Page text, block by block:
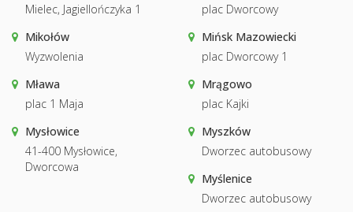
Mielec, Jagiellończyka 1
plac Dworcowy
Mikołów
Wyzwolenia
Mińsk Mazowiecki
plac Dworcowy 1
Mława
plac 1 Maja
Mrągowo
plac Kajki
Mysłowice
41-400 Mysłowice,
Dworcowa
Myszków
Dworzec autobusowy
Myślenice
Dworzec autobusowy